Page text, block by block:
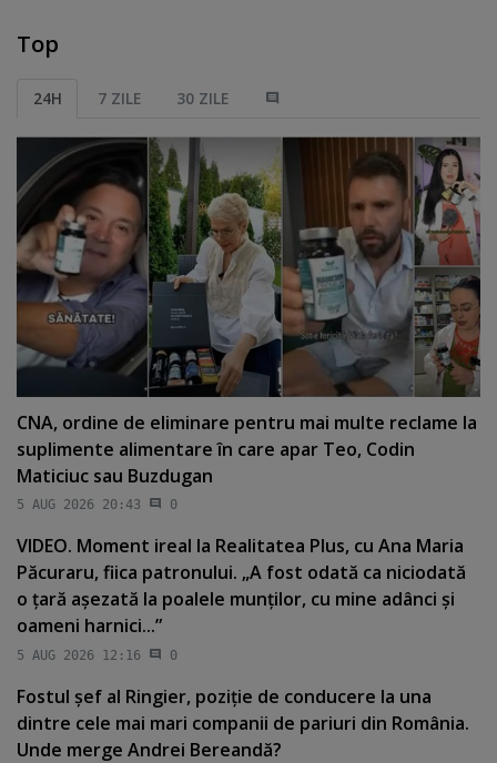
Top
24H 7 ZILE 30 ZILE
CNA, ordine de eliminare pentru mai multe reclame la
suplimente alimentare în care apar Teo, Codin
Maticiuc sau Buzdugan
5 AUG 2026 20:43 0
VIDEO. Moment ireal la Realitatea Plus, cu Ana Maria
Păcuraru, fiica patronului. „A fost odată ca niciodată
o ţară aşezată la poalele munţilor, cu mine adânci şi
oameni harnici...”
5 AUG 2026 12:16 0
Fostul şef al Ringier, poziţie de conducere la una
dintre cele mai mari companii de pariuri din România.
Unde merge Andrei Bereandă?